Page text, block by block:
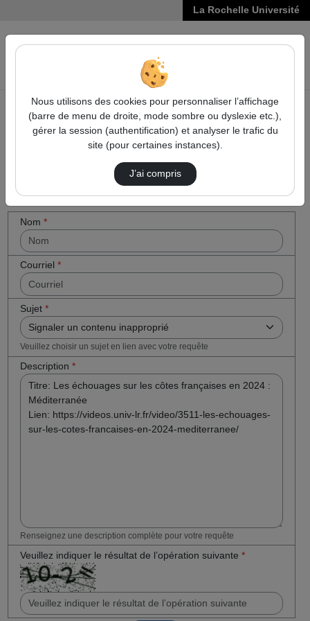
La Rochelle Université
VIDÉOS
Accueil Contactez nous
Contactez nous
Votre message
Nom *
Courriel *
Sujet *
Veuillez choisir un sujet en lien avec votre requête
Description *
Renseignez une description complète pour votre requête
Veuillez indiquer le résultat de l’opération suivante *
Cocher
cette case
(obligatoire)
Nous utilisons des cookies pour personnaliser l’affichage
(barre de menu de droite, mode sombre ou dyslexie etc.),
gérer la session (authentification) et analyser le trafic du
site (pour certaines instances).
J’ai compris